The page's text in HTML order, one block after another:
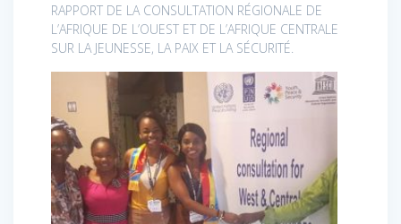
RAPPORT DE LA CONSULTATION RÉGIONALE DE
L’AFRIQUE DE L’OUEST ET DE L’AFRIQUE CENTRALE
SUR LA JEUNESSE, LA PAIX ET LA SÉCURITÉ.